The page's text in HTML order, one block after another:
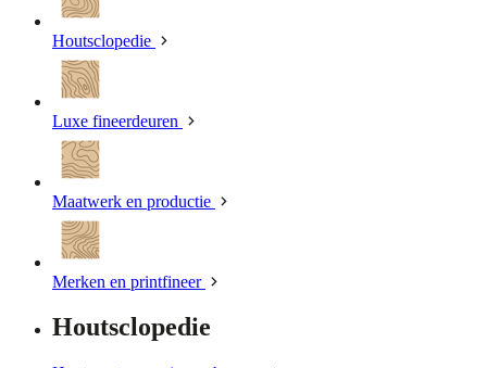
Houtsclopedie
Luxe fineerdeuren
Maatwerk en productie
Merken en printfineer
Houtsclopedie